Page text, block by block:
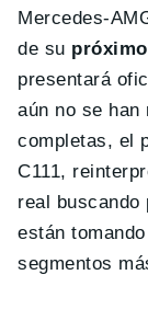
de su
presentará
aún no se han
completas, el
C111,
real
están
segmentos